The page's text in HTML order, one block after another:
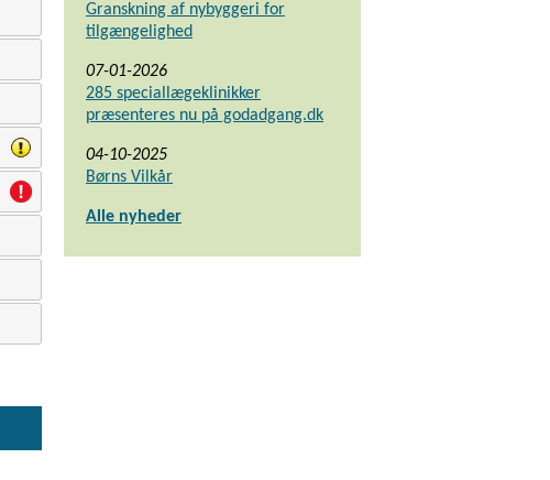
Granskning af nybyggeri for
tilgængelighed
07-01-2026
285 speciallægeklinikker
præsenteres nu på godadgang.dk
04-10-2025
Børns Vilkår
Alle nyheder